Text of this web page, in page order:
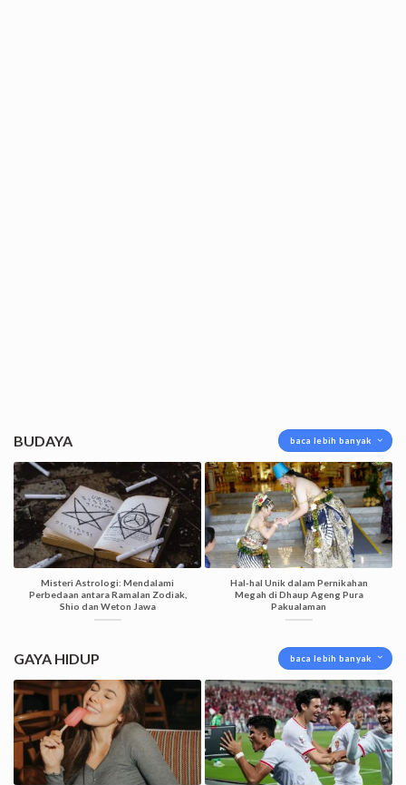
BUDAYA baca lebih banyak
Misteri Astrologi: Mendalami
Perbedaan antara Ramalan Zodiak,
Shio dan Weton Jawa
Hal-hal Unik dalam Pernikahan
Megah di Dhaup Ageng Pura
Pakualaman
GAYA HIDUP baca lebih banyak